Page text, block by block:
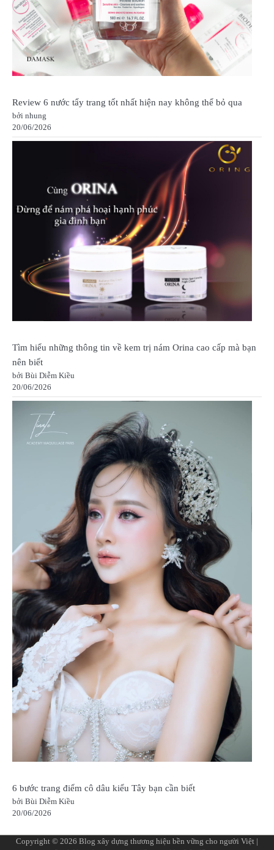
Review 6 nước tẩy trang tốt nhất hiện nay không thể bỏ qua
bởi nhung
20/06/2026
Tìm hiểu những thông tin về kem trị nám Orina cao cấp mà bạn
nên biết
bởi Bùi Diễm Kiều
20/06/2026
6 bước trang điểm cô dâu kiểu Tây bạn cần biết
bởi Bùi Diễm Kiều
20/06/2026
Copyright © 2026 Blog xây dựng thương hiệu bền vững cho người Việt |